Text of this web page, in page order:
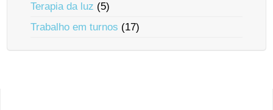
Terapia da luz (5)
Trabalho em turnos (17)